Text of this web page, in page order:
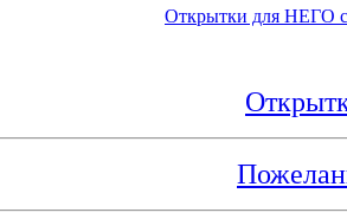
Открытки для НЕГО